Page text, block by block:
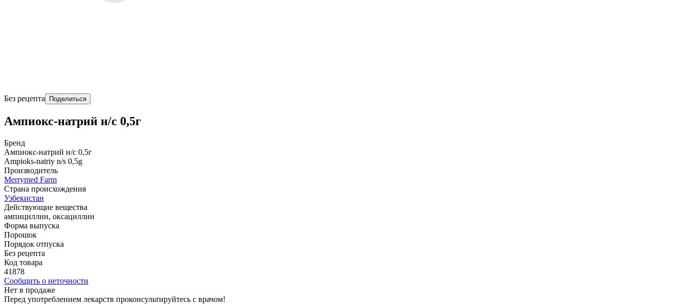
Без рецепта Поделиться
Ампиокс-натрий н/с 0,5г
Бренд
Ампиокс-натрий н/с 0,5г
Ampioks-natriy n/s 0,5g
Производитель
Merrymed Farm
Страна происхождения
Узбекистан
Действующие вещества
ампициллин, оксациллин
Форма выпуска
Порошок
Порядок отпуска
Без рецепта
Код товара
41878
Сообщить о неточности
Нет в продаже
Перед употреблением лекарств проконсультируйтесь с врачом!